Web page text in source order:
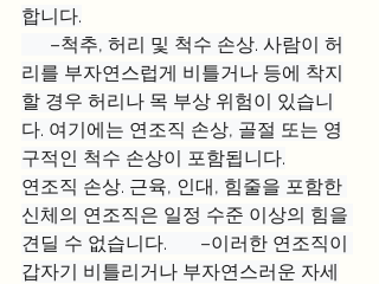
합니다.
–척추, 허리 및 척수 손상. 사람이 허
리를 부자연스럽게 비틀거나 등에 착지
할 경우 허리나 목 부상 위험이 있습니
다. 여기에는 연조직 손상, 골절 또는 영
구적인 척수 손상이 포함됩니다.
연조직 손상. 근육, 인대, 힘줄을 포함한
신체의 연조직은 일정 수준 이상의 힘을
견딜 수 없습니다.       –이러한 연조직이
갑자기 비틀리거나 부자연스러운 자세